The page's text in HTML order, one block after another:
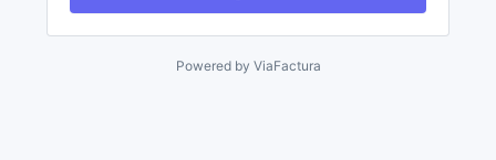
Powered by ViaFactura